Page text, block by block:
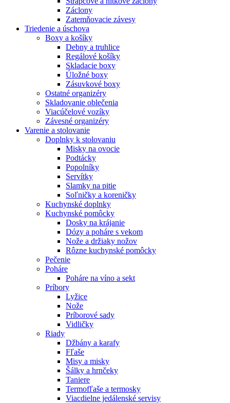
Záclony
Zatemňovacie závesy
Triedenie a úschova
Boxy a košíky
Debny a truhlice
Regálové košíky
Skladacie boxy
Úložné boxy
Zásuvkové boxy
Ostatné organizéry
Skladovanie oblečenia
Viacúčelové vozíky
Závesné organizéry
Varenie a stolovanie
Doplnky k stolovaniu
Misky na ovocie
Podtácky
Popolníky
Servítky
Slamky na pitie
Soľničky a koreničky
Kuchynské doplnky
Kuchynské pomôcky
Dosky na krájanie
Dózy a poháre s vekom
Nože a držiaky nožov
Rôzne kuchynské pomôcky
Pečenie
Poháre
Poháre na víno a sekt
Príbory
Lyžice
Nože
Príborové sady
Vidličky
Riady
Džbány a karafy
Fľaše
Misy a misky
Šálky a hrnčeky
Taniere
Termofľaše a termosky
Viacdielne jedálenské servisy